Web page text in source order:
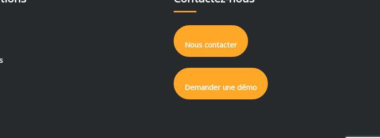
Nous contacter
Demander une démo